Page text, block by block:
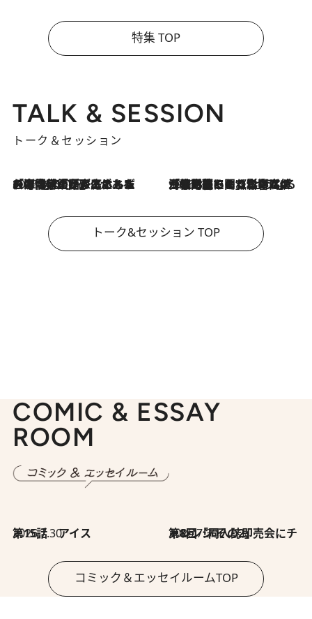
特集 TOP
TALK & SESSION
トーク＆セッション
2026.8.3
「今後値上げがあるとすれば…」「リスクがあるのは今年の冬」エネルギー専門家が語る、ホルムズ海峡封鎖が家庭にもたらす“ある心配” 2026.8.3
「住宅建てられない…」「サーチャージ料の高値が続いている」ホルムズ海峡封鎖による影響はいつまで続く？《エネルギー専門家に聞く“どうなる日本の暮らし”》
トーク&セッション TOP
COMIC & ESSAY
ROOM
2026.7.30
第15話 アイス 2026.7.30
第8回「同人誌即売会にチャレンジ その2」
コミック＆エッセイルームTOP